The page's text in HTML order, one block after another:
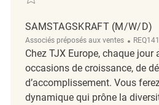
SAMSTAGSKRAFT (M/W/D)
Catégorie
Associés préposés aux ventes ReqId
Chez TJX Europe, chaque
occasions de croissance, de
d’accomplissement. Vous
dynamique qui prône la